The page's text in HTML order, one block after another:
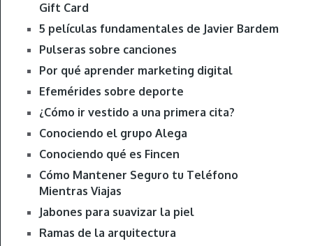
Gift Card
5 películas fundamentales de Javier Bardem
Pulseras sobre canciones
Por qué aprender marketing digital
Efemérides sobre deporte
¿Cómo ir vestido a una primera cita?
Conociendo el grupo Alega
Conociendo qué es Fincen
Cómo Mantener Seguro tu Teléfono
Mientras Viajas
Jabones para suavizar la piel
Ramas de la arquitectura